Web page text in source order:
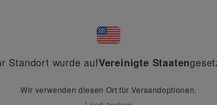
Standort wurde aufVereinigte Staaten
Wir verwenden diesen Ort für Versandoptionen.